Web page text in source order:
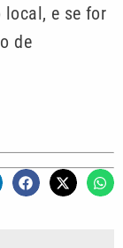
local, e se for
de